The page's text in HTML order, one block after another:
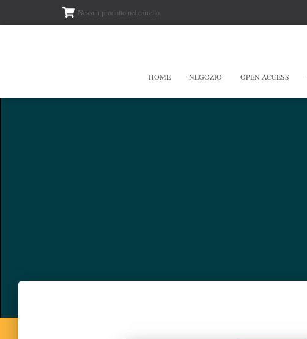
Nessun prodotto nel carrello.
HOME NEGOZIO OPEN ACCESS